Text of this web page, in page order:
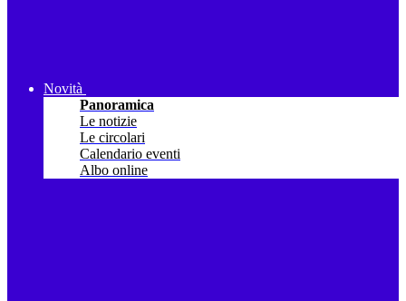
Novità
Panoramica
Le notizie
Le circolari
Calendario eventi
Albo online